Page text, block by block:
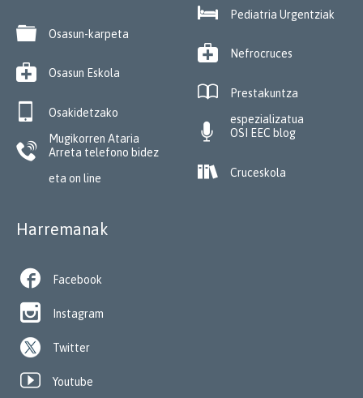
 Osasun-karpeta
 Osasun Eskola

Osakidetzako
Mugikorren Ataria

Arreta telefono bidez
eta on line
 Pediatria Urgentziak
 Nefrocruces

Prestakuntza
espezializatua
 OSI EEC blog
 Cruceskola
Harremanak
 Facebook
 Instagram
Twitter
 Youtube